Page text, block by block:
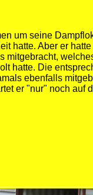
um seine
hatte. Aber er
mitgebracht,
hatte. Die
ebenfalls
er "nur" noch auf